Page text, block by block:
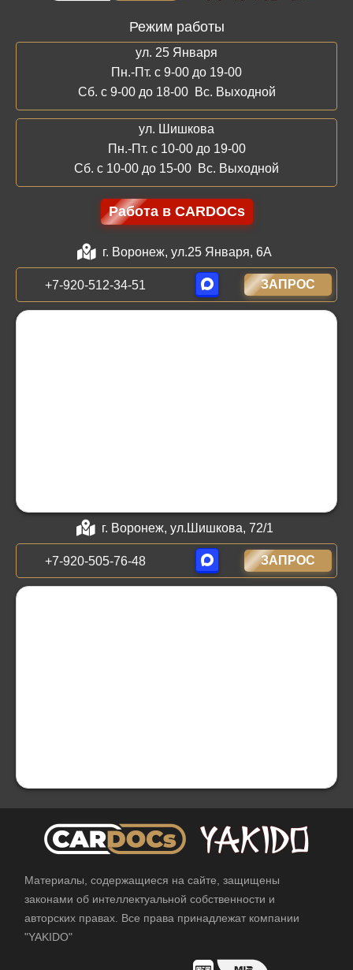
Режим работы
ул. 25 Января
Пн.-Пт. с 9-00 до 19-00
Сб. с 9-00 до 18-00 Вс. Выходной
ул. Шишкова
Пн.-Пт. с 10-00 до 19-00
Сб. с 10-00 до 15-00 Вс. Выходной
Работа в CARDOCs
г. Воронеж, ул.25 Января, 6А
+7-920-512-34-51 ЗАПРОС
г. Воронеж, ул.Шишкова, 72/1
+7-920-505-76-48 ЗАПРОС
Материалы, содержащиеся на сайте, защищены
законами об интеллектуальной собственности и
авторских правах. Все права принадлежат компании
"YAKIDO"